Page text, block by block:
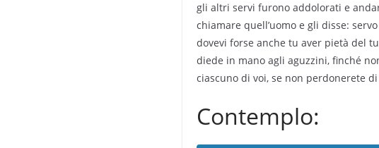
gli altri servi furono addolorati e
chiamare quell’uomo e gli disse:
dovevi forse anche tu aver pietà del
diede in mano agli aguzzini, finché
ciascuno di voi, se non perdonerete
Contemplo: